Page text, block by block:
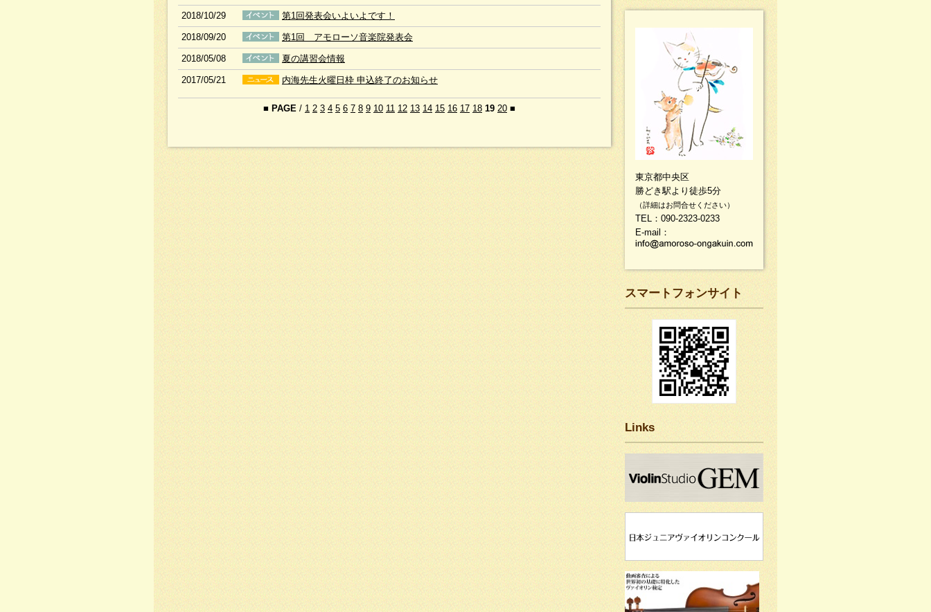
2018/10/29 第1回発表会いよいよです！
2018/09/20 第1回 アモローソ音楽院発表会
2018/05/08 夏の講習会情報
2017/05/21 内海先生火曜日枠 申込終了のお知らせ
■ PAGE / 1 2 3 4 5 6 7 8 9 10 11 12 13 14 15 16 17 18 19 20 ■
東京都中央区
勝どき駅より徒歩5分
（詳細はお問合せください）
TEL：090-2323-0233
E-mail：
スマートフォンサイト
Links